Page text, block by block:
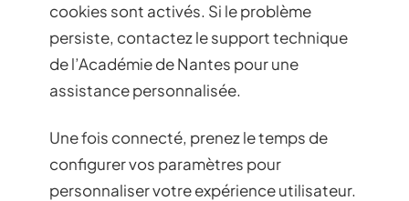
cookies sont activés. Si le problème
persiste, contactez le support technique
de l’Académie de Nantes pour une
assistance personnalisée.
Une fois connecté, prenez le temps de
configurer vos paramètres pour
personnaliser votre expérience utilisateur.